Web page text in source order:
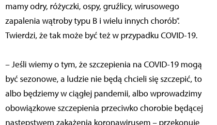
mamy odry, różyczki, ospy, gruźlicy, wirusowego
zapalenia wątroby typu B i wielu innych chorób”.
Twierdzi, że tak może być też w przypadku COVID-19.
– Jeśli wiemy o tym, że szczepienia na COVID-19 mogą
być sezonowe, a ludzie nie będą chcieli się szczepić, to
albo będziemy w ciągłej pandemii, albo wprowadzimy
obowiązkowe szczepienia przeciwko chorobie będącej
następstwem zakażenia koronawirusem – przekonuje